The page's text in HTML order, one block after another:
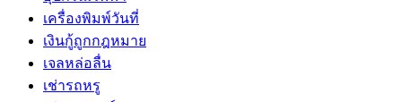
เครื่องพิมพ์วันที่
เงินกู้ถูกกฎหมาย
เจลหล่อลื่น
เช่ารถหรู